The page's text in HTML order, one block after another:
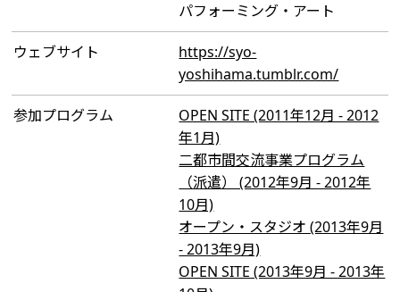
パフォーミング・アート
ウェブサイト
https://syo-
yoshihama.tumblr.com/
参加プログラム
OPEN SITE (2011年12月 - 2012
年1月)
二都市間交流事業プログラム
（派遣） (2012年9月 - 2012年
10月)
オープン・スタジオ (2013年9月
- 2013年9月)
OPEN SITE (2013年9月 - 2013年